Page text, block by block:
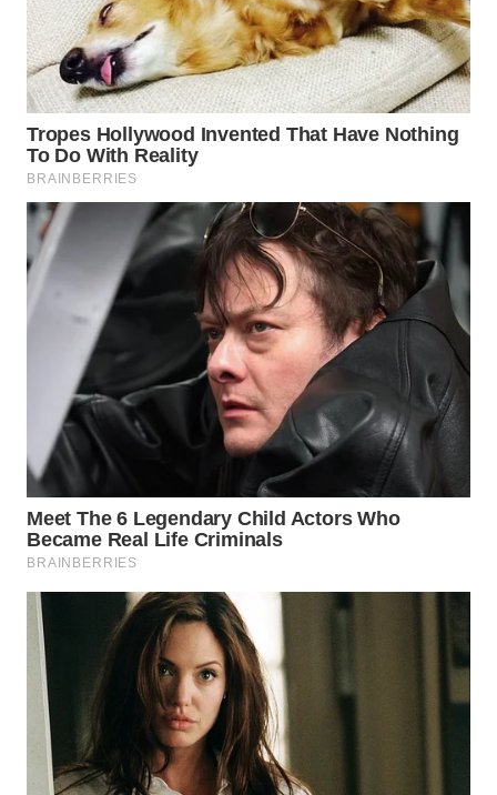
SERIBU
WN
TANGERANG
WN
BINJAI
WN
CIREBON
WN
INDRAMAYU
WN
KUNINGAN
WN
MAJALENGKA
WN
SUKABUMI
WN
PURWAKARTA